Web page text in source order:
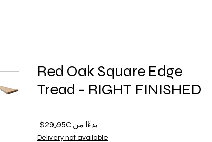
Red Oak Square Edge
Tread - RIGHT FINISHED
بدءًا من 29٫95C$
سعر
البيعDelivery not available